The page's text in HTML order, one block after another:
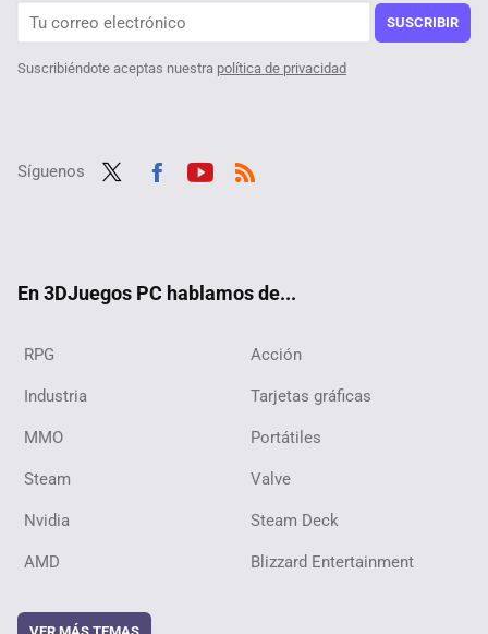
SUSCRIBIR
Suscribiéndote aceptas nuestra política de privacidad
Síguenos
En 3DJuegos PC hablamos de...
RPG Acción
Industria Tarjetas gráficas
MMO Portátiles
Steam Valve
Nvidia Steam Deck
AMD Blizzard Entertainment